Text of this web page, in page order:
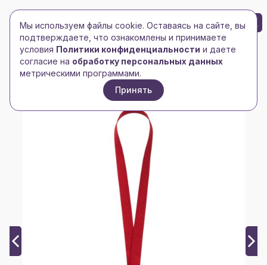
Toggle navigation
Toggle navigation
БРЕНД-ЛОГО 0
Главная/Промо-сувениры/Бейджи и ланьярды/
Лента для бейджа Neckband, красная
Мы используем файлы cookie. Оставаясь на сайте, вы
подтверждаете, что ознакомлены и принимаете
условия Политики конфиденциальности и даете
согласие на обработку персональных данных
метрическими программами.
Принять